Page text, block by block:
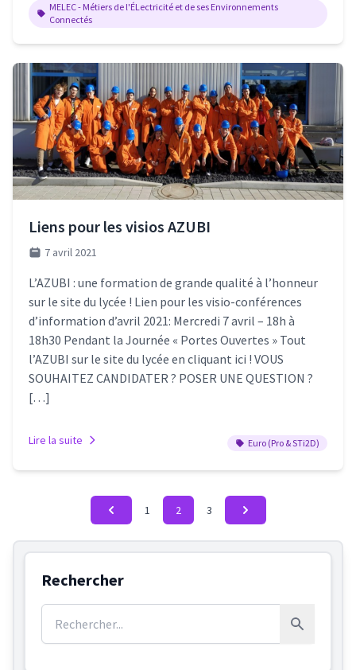
MELEC - Métiers de l'ÉLectricité et de ses Environnements
Connectés
Liens pour les visios AZUBI
7 avril 2021
L’AZUBI : une formation de grande qualité à l’honneur
sur le site du lycée ! Lien pour les visio-conférences
d’information d’avril 2021: Mercredi 7 avril – 18h à
18h30 Pendant la Journée « Portes Ouvertes » Tout
l’AZUBI sur le site du lycée en cliquant ici ! VOUS
SOUHAITEZ CANDIDATER ? POSER UNE QUESTION ?
[…]
Lire la suite Euro (Pro & STi2D)
1 2 3
Rechercher
Rechercher :
Rechercher